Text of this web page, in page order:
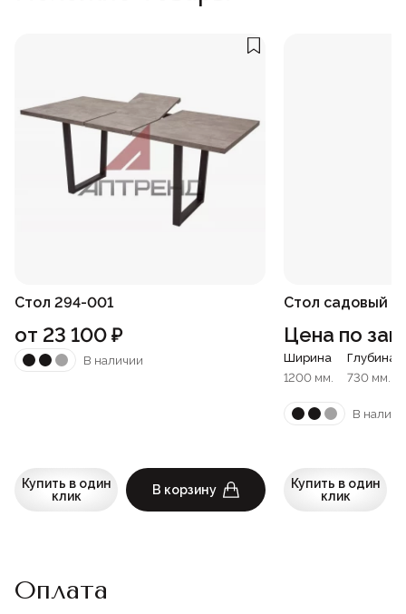
Стол 294-001
от 23 100₽
В наличии
Купить в один
клик
В корзину
Стол садовый
Цена по
Ширина
1200 мм.
Глубина
730 мм.
В
Купить в один
клик
Оплата